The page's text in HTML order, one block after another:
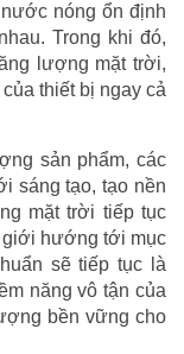
nóng ổn định
Trong khi đó,
lượng mặt trời,
thiết bị ngay cả
sản phẩm, các
sáng tạo, tạo nền
mặt trời tiếp tục
giới hướng tới mục
sẽ tiếp tục là
năng vô tận của
bền vững cho